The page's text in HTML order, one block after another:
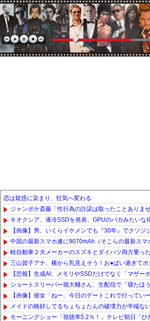
恋は疑惑に染まり、狂気へ変わる
ジャンポケ斎藤「性行為の許諾は取ったことありませ
キオクシア、液冷SSDを発表、GPUのバカみたいな
【画像】男、いくらイケメンでも『30年』でクソジ
中国の最新スマホ遂に9070mAh（そこらの最新スマ
軽自動車２大メーカーのスズキとダイハツ両方乗っ
三山賀子アナ、横から乳見えそう！お●ぱい過ぎてボ
【悲報】生成AI、メモリやSSDだけでなく「マザー
ショートスリーパー堀大輔さん、生配信で「寝たほ
【画像】彼女「ねー、今日のデートこれで行ってい
メイドの格好してるちょちょたんの破壊力が半端ない
モーニングショー「視聴率5.2％！」テレビ朝日「ひ